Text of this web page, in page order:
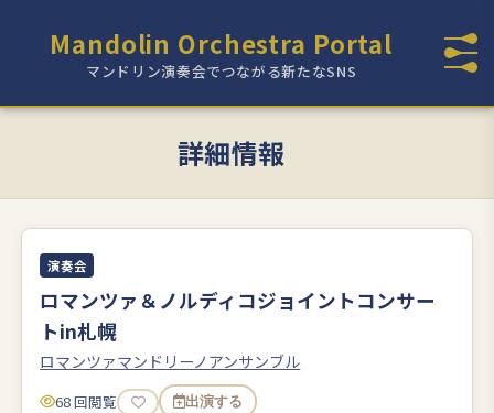
Mandolin Orchestra Portal
マンドリン演奏会でつながる新たなSNS
詳細情報
演奏会
ロマンツァ＆ノルディコジョイントコンサー
トin札幌
ロマンツァマンドリーノアンサンブル
68 回閲覧 出演する